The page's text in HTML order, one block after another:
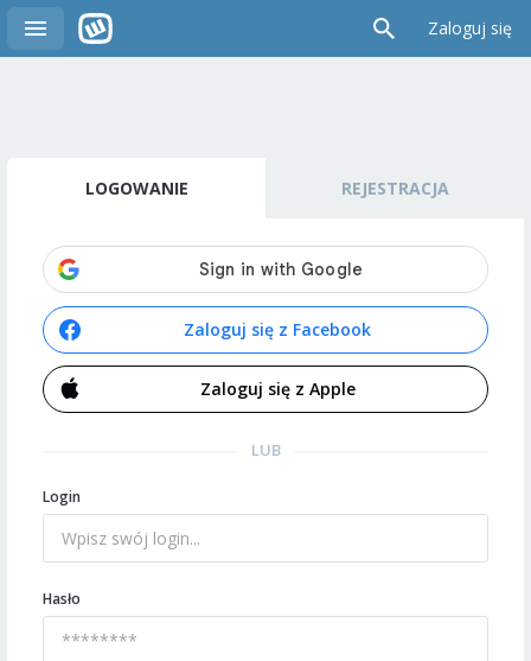
Zaloguj się
LOGOWANIE REJESTRACJA
Zaloguj się z Facebook
Zaloguj się z Apple
LUB
Login
Hasło